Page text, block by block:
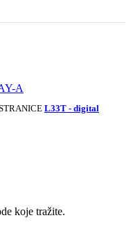
A
L33T - digital
koje tražite.